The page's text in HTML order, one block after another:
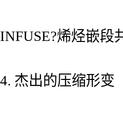
INFUSE?烯烃嵌段
4. 杰出的压缩形变